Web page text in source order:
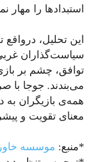
استبدادها را مهار
این تحلیل،
سیاست‌گذاران
توافق، چشم بر
می‌بندند. جوجا با
همه‌ی بازیگران به‌
معنای تقویت و
*منبع: موسسه